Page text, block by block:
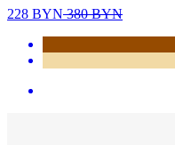
228 BYN380BYN